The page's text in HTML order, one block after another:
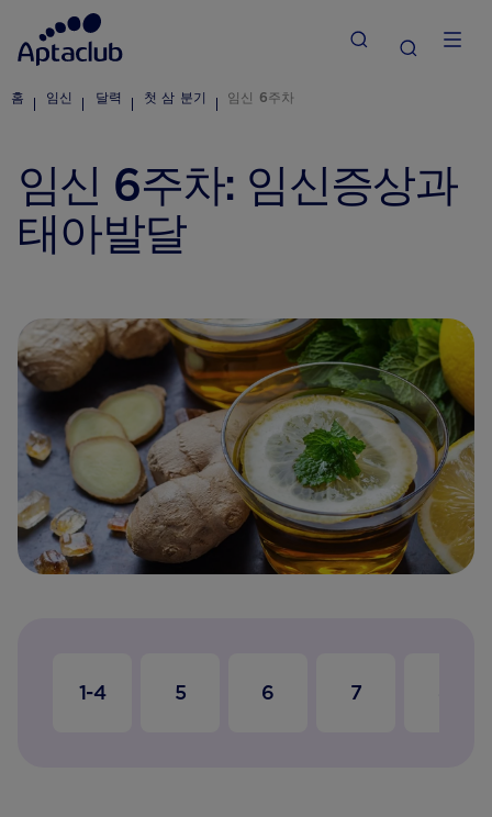
홈 임신 달력 첫 삼 분기 임신 6주차
임신 6주차: 임신증상과
태아발달
1-4 5 6 7